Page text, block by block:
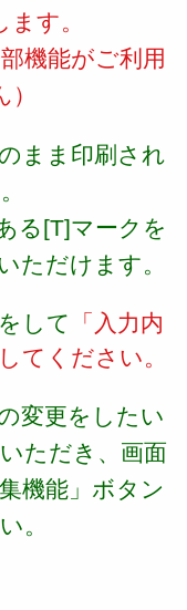
す。
機能がご利用
まま印刷され
る[T]マークを
ただけます。
して
「入力内
てください。
変更をしたい
ただき、画面
機能」ボタン
。